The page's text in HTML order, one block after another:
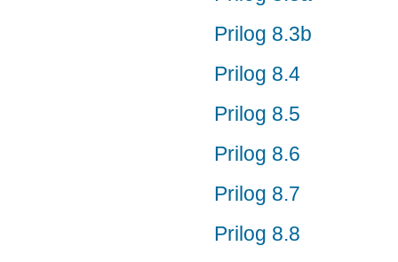
Prilog 8.3b
Prilog 8.4
Prilog 8.5
Prilog 8.6
Prilog 8.7
Prilog 8.8